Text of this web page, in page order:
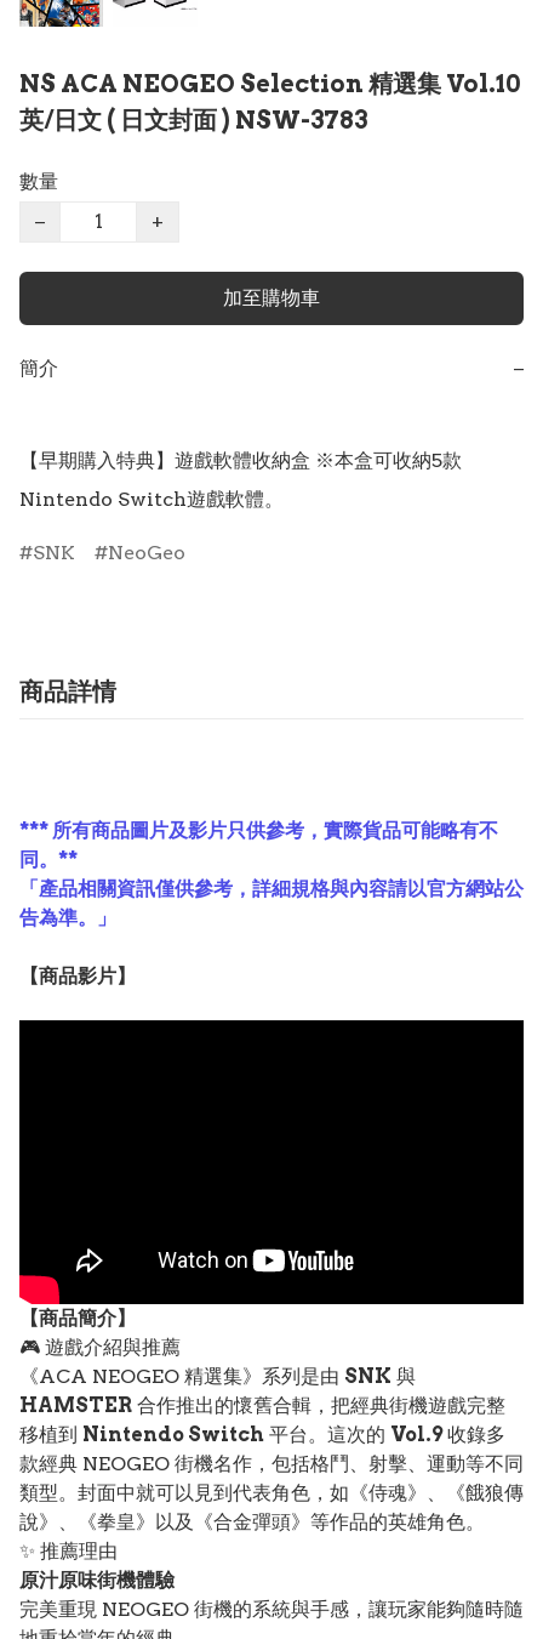
NS ACA NEOGEO Selection 精選集 Vol.10
英/日文 ( 日文封面 ) NSW-3783
數量
−
+
加至購物車
簡介 −
【早期購入特典】遊戲軟體收納盒 ※本盒可收納5款
Nintendo Switch遊戲軟體。
SNK NeoGeo
商品詳情
*** 所有商品圖片及影片只供參考，實際貨品可能略有不
同。**
「產品相關資訊僅供參考，詳細規格與內容請以官方網站公
告為準。」
【商品影片】
【商品簡介】
🎮 遊戲介紹與推薦
《ACA NEOGEO 精選集》系列是由 SNK 與
HAMSTER 合作推出的懷舊合輯，把經典街機遊戲完整
移植到 Nintendo Switch 平台。這次的 Vol.9收錄多
款經典 NEOGEO 街機名作，包括格鬥、射擊、運動等不同
類型。封面中就可以見到代表角色，如《侍魂》、《餓狼傳
說》、《拳皇》以及《合金彈頭》等作品的英雄角色。
✨ 推薦理由
原汁原味街機體驗
完美重現 NEOGEO 街機的系統與手感，讓玩家能夠隨時隨